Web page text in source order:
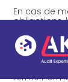
Aller
En cas de
obligations,
demeure
sans effet.
L’expert-
terme